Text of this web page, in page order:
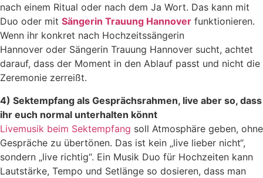
nach einem Ritual oder nach dem Ja Wort. Das kann mit
Duo oder mit Sängerin Trauung Hannover funktionieren.
Wenn ihr konkret nach Hochzeitssängerin
Hannover oder Sängerin Trauung Hannover sucht, achtet
darauf, dass der Moment in den Ablauf passt und nicht die
Zeremonie zerreißt.
4) Sektempfang als Gesprächsrahmen, live aber so, dass
ihr euch normal unterhalten könnt
Livemusik beim Sektempfang soll Atmosphäre geben, ohne
Gespräche zu übertönen. Das ist kein „live lieber nicht“,
sondern „live richtig“. Ein Musik Duo für Hochzeiten kann
Lautstärke, Tempo und Setlänge so dosieren, dass man